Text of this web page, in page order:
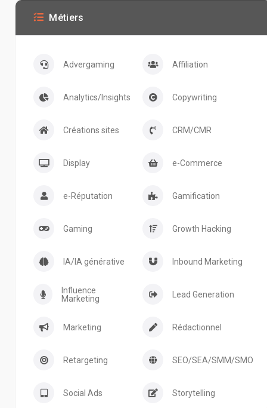
Métiers
Advergaming Affiliation
Analytics/Insights Copywriting
Créations sites CRM/CMR
Display e-Commerce
e-Réputation Gamification
Gaming Growth Hacking
IA/IA générative Inbound Marketing
Influence
Marketing
Lead Generation
Marketing Rédactionnel
Retargeting SEO/SEA/SMM/SMO
Social Ads Storytelling